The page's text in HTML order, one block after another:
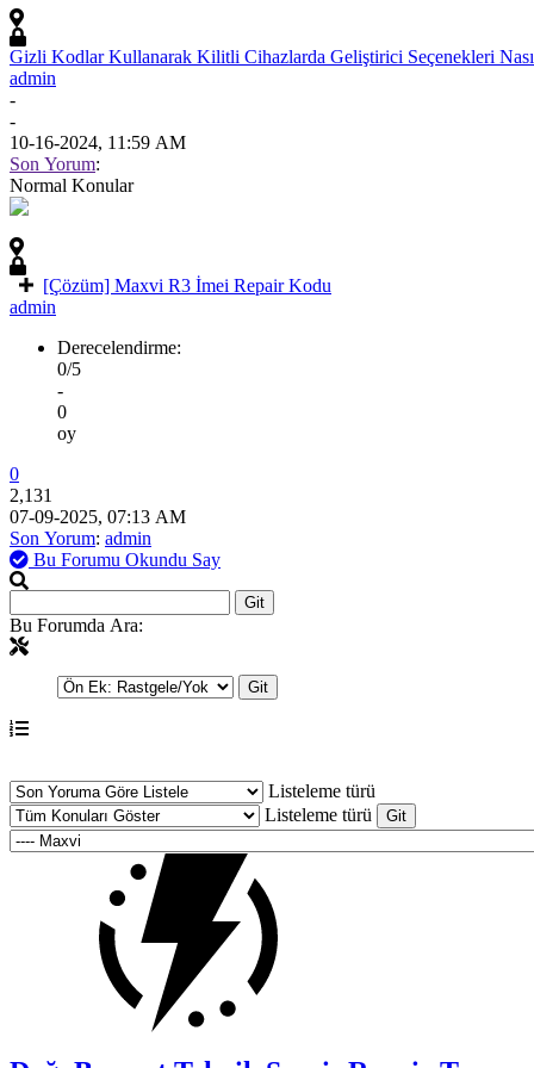
Gizli Kodlar Kullanarak Kilitli Cihazlarda Geliştirici Seçenekleri
admin
-
-
10-16-2024, 11:59 AM
Son Yorum:
Normal Konular
[Çözüm] Maxvi R3 İmei Repair Kodu
admin
Derecelendirme:
0/5
-
0
oy
0
2,131
07-09-2025, 07:13 AM
Son Yorum: admin
Bu Forumu Okundu Say
Bu Forumda Ara:
Listeleme türü
Listeleme türü